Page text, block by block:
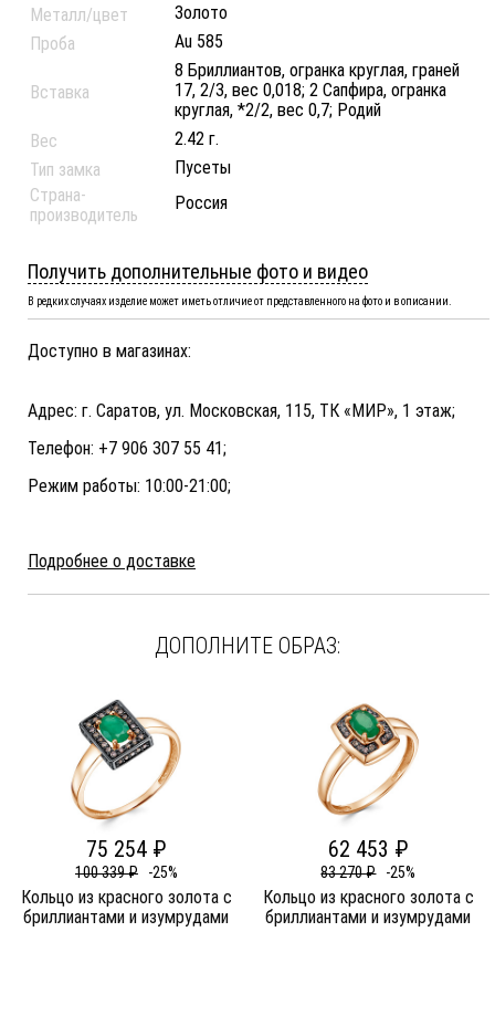
Металл/цвет
Золото
Проба
Au 585
Вставка
8 Бриллиантов, огранка круглая, граней
17, 2/3, вес 0,018; 2 Сапфира, огранка
круглая, *2/2, вес 0,7; Родий
Вес
2.42 г.
Тип замка
Пусеты
Страна-
производитель
Россия
Получить дополнительные фото и видео
В редких случаях изделие может иметь отличие от представленного на фото и в описании.
Доступно в магазинах:
Адрес: г. Саратов, ул. Московская, 115, ТК «МИР», 1 этаж;
Телефон: +7 906 307 55 41;
Режим работы: 10:00-21:00;
Подробнее о доставке
ДОПОЛНИТЕ ОБРАЗ:
75 254 ₽
100 339 ₽ -25%
Кольцо из красного золота c
бриллиантами и изумрудами
62 453 ₽
83 270 ₽ -25%
Кольцо из красного золота c
бриллиантами и изумрудами